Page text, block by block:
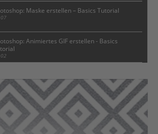
Maske erstellen – Basics Tutorial
Animiertes GIF erstellen - Basics
Hintergrundfarbe anlegen - Basics